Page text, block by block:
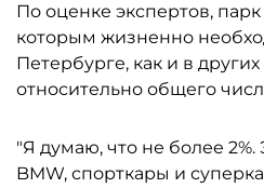
По оценке экспертов,
которым жизненно
Петербурге, как и в
относительно общего
"Я думаю, что не более
BMW, спорткары и